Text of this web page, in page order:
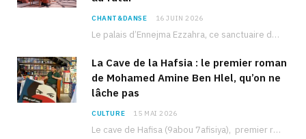
CHANT&DANSE 16 JUIN 2026
Le palais d’Ennejma Ezzahra, ce sanctuaire de la musique tunisienne et méditerranéenne construit par le…
La Cave de la Hafsia : le premier roman
de Mohamed Amine Ben Hlel, qu’on ne
lâche pas
CULTURE 15 MAI 2026
Le cave de Hafisa (9abou 7afisiya), premier roman du journaliste tunisien Mohamed Amine Ben Hlel,…